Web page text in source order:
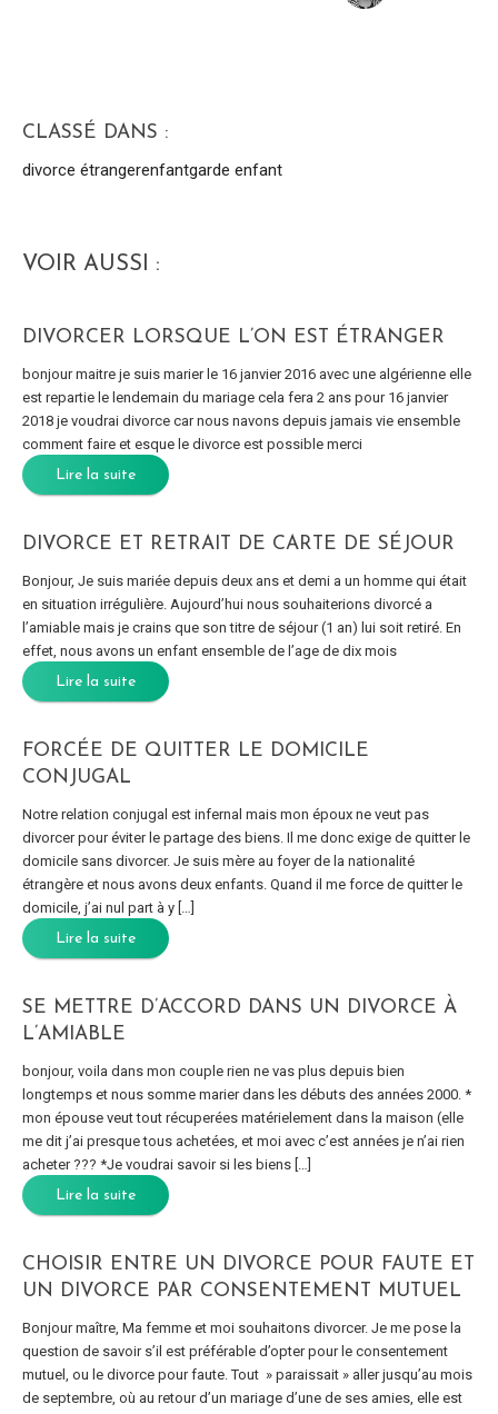
CLASSÉ DANS :
divorce étrangerenfantgarde enfant
VOIR AUSSI :
DIVORCER LORSQUE L’ON EST ÉTRANGER
bonjour maitre je suis marier le 16 janvier 2016 avec une algérienne elle
est repartie le lendemain du mariage cela fera 2 ans pour 16 janvier
2018 je voudrai divorce car nous navons depuis jamais vie ensemble
comment faire et esque le divorce est possible merci
Lire la suite
DIVORCE ET RETRAIT DE CARTE DE SÉJOUR
Bonjour, Je suis mariée depuis deux ans et demi a un homme qui était
en situation irrégulière. Aujourd’hui nous souhaiterions divorcé a
l’amiable mais je crains que son titre de séjour (1 an) lui soit retiré. En
effet, nous avons un enfant ensemble de l’age de dix mois
Lire la suite
FORCÉE DE QUITTER LE DOMICILE
CONJUGAL
Notre relation conjugal est infernal mais mon époux ne veut pas
divorcer pour éviter le partage des biens. Il me donc exige de quitter le
domicile sans divorcer. Je suis mère au foyer de la nationalité
étrangère et nous avons deux enfants. Quand il me force de quitter le
domicile, j’ai nul part à y […]
Lire la suite
SE METTRE D’ACCORD DANS UN DIVORCE À
L’AMIABLE
bonjour, voila dans mon couple rien ne vas plus depuis bien
longtemps et nous somme marier dans les débuts des années 2000. *
mon épouse veut tout récuperées matérielement dans la maison (elle
me dit j’ai presque tous achetées, et moi avec c’est années je n’ai rien
acheter ??? *Je voudrai savoir si les biens […]
Lire la suite
CHOISIR ENTRE UN DIVORCE POUR FAUTE ET
UN DIVORCE PAR CONSENTEMENT MUTUEL
Bonjour maître, Ma femme et moi souhaitons divorcer. Je me pose la
question de savoir s’il est préférable d’opter pour le consentement
mutuel, ou le divorce pour faute. Tout » paraissait » aller jusqu’au mois
de septembre, où au retour d’un mariage d’une de ses amies, elle est